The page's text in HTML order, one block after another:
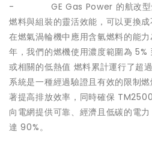
- GE Gas Power 的航改型燃
燃料與組裝的靈活效能，可以更換
在燃氣渦輪機中應用含氫燃料的能
年，我們的燃機使用濃度範圍為
或相關的低熱值 燃料累計運行了超
系統是一種經過驗證且有效的限制
著提高排放效率，同時確保
向電網提供可靠、經濟且低碳的電
達 90%。